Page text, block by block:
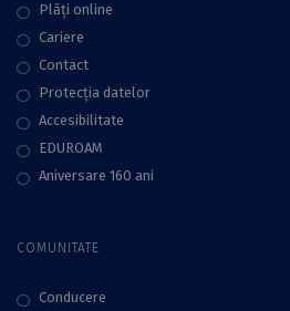
Plăţi online
Cariere
Contact
Protecţia datelor
Accesibilitate
EDUROAM
Aniversare 160 ani
COMUNITATE
Conducere